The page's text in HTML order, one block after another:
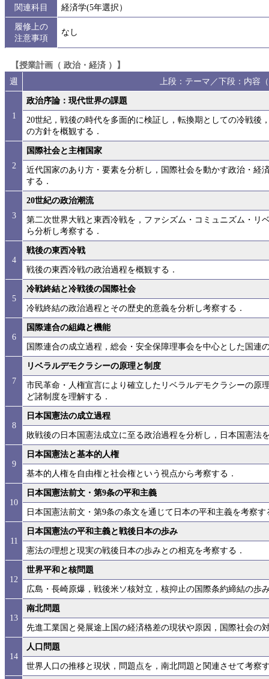
関連科目
経済学(5年選択）
履修上の
注意事項
なし
【授業計画（ 政治・経済 ）】
週
上段：テーマ／下段：内容
1
政治序論：現代世界の課題
20世紀，戦後の時代を多面的に検証し，転換期としての冷戦後
の方針を概観する．
2
国際社会と主権国家
近代国家のあり方・要素を分析し，国際社会を動かす政治・経
する．
3
20世紀の政治潮流
第二次世界大戦と東西冷戦を，ファシズム・コミュニズム・リ
ら分析し考察する．
4
戦後の東西冷戦
戦後の東西冷戦の政治過程を概観する．
5
冷戦終結と冷戦後の国際社会
冷戦終結の政治過程とその歴史的意義を分析し考察する．
6
国際連合の組織と機能
国際連合の成立過程，総会・安全保障理事会を中心とした国連
7
リベラルデモクラシーの原理と制度
市民革命・人権宣言により確立したリベラルデモクラシーの原
ど諸制度を理解する．
8
日本国憲法の成立過程
敗戦後の日本国憲法成立に至る政治過程を分析し，日本国憲法
9
日本国憲法と基本的人権
基本的人権を自由権と社会権という視点から考察する．
10
日本国憲法前文・第9条の平和主義
日本国憲法前文・第9条の条文を通じて日本の平和主義を考察す
11
日本国憲法の平和主義と戦後日本の歩み
憲法の理想と現実の戦後日本の歩みとの相克を考察する．
12
世界平和と核問題
広島・長崎原爆，戦後米ソ核対立，核抑止の国際条約締結の歩
13
南北問題
先進工業国と発展途上国の経済格差の現状や原因，国際社会の
14
人口問題
世界人口の推移と現状，問題点を，南北問題と関連させて考察